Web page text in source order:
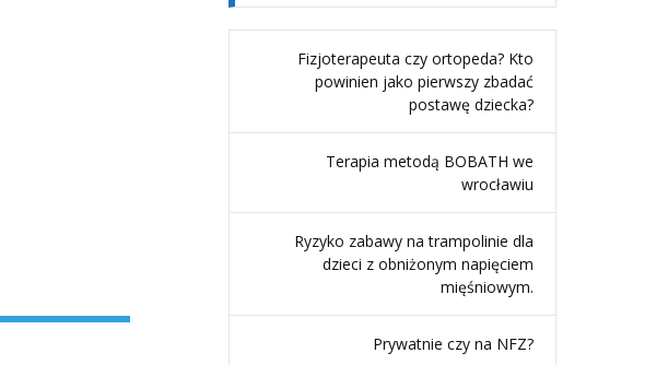
Fizjoterapeuta czy ortopeda? Kto
powinien jako pierwszy zbadać
postawę dziecka?
Terapia metodą BOBATH we
wrocławiu
Ryzyko zabawy na trampolinie dla
dzieci z obniżonym napięciem
mięśniowym.
Prywatnie czy na NFZ?